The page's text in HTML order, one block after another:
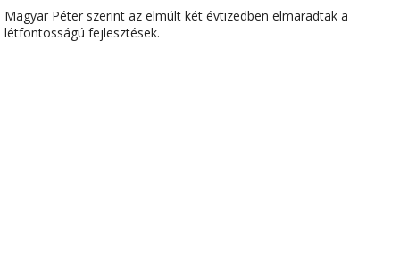
Magyar Péter szerint az elmúlt két évtizedben elmaradtak a
létfontosságú fejlesztések.